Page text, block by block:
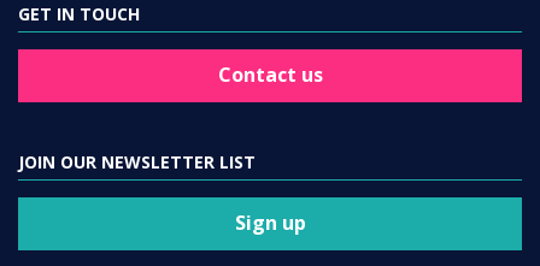
GET IN TOUCH
Contact us
JOIN OUR NEWSLETTER LIST
Sign up